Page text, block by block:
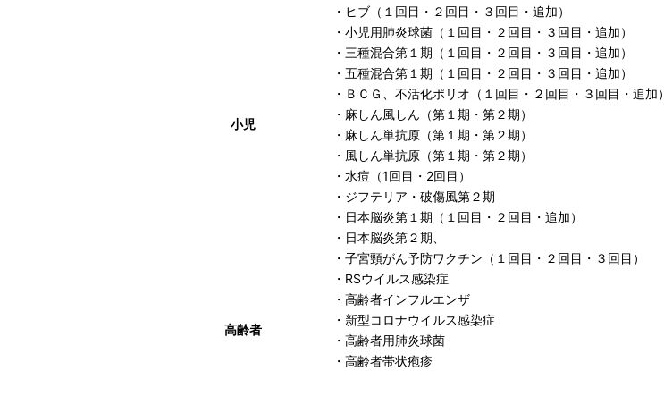
小児
・ヒブ（１回目・２回目・３回目・追加）
・小児用肺炎球菌（１回目・２回目・３回目・追加）
・三種混合第１期（１回目・２回目・３回目・追加）
・五種混合第１期（１回目・２回目・３回目・追加）
・ＢＣＧ、不活化ポリオ（１回目・２回目・３回目・追加）
・麻しん風しん（第１期・第２期）
・麻しん単抗原（第１期・第２期）
・風しん単抗原（第１期・第２期）
・水痘（1回目・2回目）
・ジフテリア・破傷風第２期
・日本脳炎第１期（１回目・２回目・追加）
・日本脳炎第２期、
・子宮頸がん予防ワクチン（１回目・２回目・３回目）
・RSウイルス感染症
高齢者
・高齢者インフルエンザ
・新型コロナウイルス感染症
・高齢者用肺炎球菌
・高齢者帯状疱疹